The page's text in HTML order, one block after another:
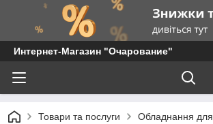
Интернет-Магазин "Очарование"
Товари та послуги Обладнання